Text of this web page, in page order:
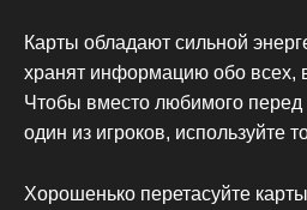
Карты обладают сильной
хранят информацию обо всех,
Чтобы вместо любимого перед
один из игроков, используйте
Хорошенько перетасуйте